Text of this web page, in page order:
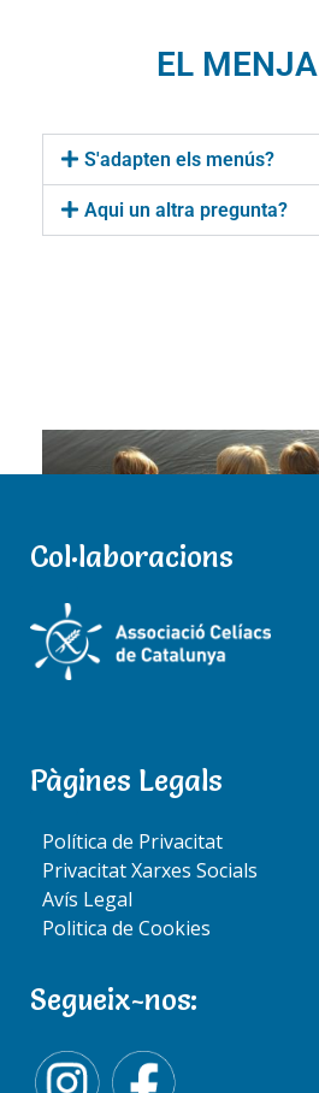
EL
S'adapten els menús?
Aqui un altra pregunta?
¿Pregunta sobre activitats
Col·laboracions
Pàgines Legals
Política de Privacitat
Privacitat Xarxes Socials
Avís Legal
Politica de Cookies
Segueix-nos: